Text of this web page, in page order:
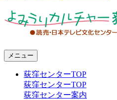
メニュー
荻窪センターTOP
荻窪センターTOP
荻窪センター案内